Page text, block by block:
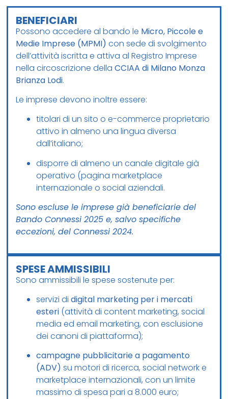
BENEFICIARI
Possono accedere al bando le Micro, Piccole e
Medie Imprese (MPMI) con sede di svolgimento
dell’attività iscritta e attiva al Registro Imprese
nella circoscrizione dellaCCIAA di Milano Monza
Brianza Lodi.
Le imprese devono inoltre essere:
titolari di un sito o e-commerce proprietario
attivo in almeno una lingua diversa
dall’italiano;
disporre di almeno un canale digitale già
operativo (pagina marketplace
internazionale o social aziendali.
Sono escluse le imprese già beneficiarie del
Bando Connessi 2025 e, salvo specifiche
eccezioni, del Connessi 2024.
SPESE AMMISSIBILI
Sono ammissibili le spese sostenute per:
servizi didigital marketing per i mercati
esteri (attività di content marketing, social
media ed email marketing, con esclusione
dei canoni di piattaforma);
campagne pubblicitarie a pagamento
(ADV) su motori di ricerca, social network e
marketplace internazionali, con un limite
massimo di spesa pari a 8.000 euro;